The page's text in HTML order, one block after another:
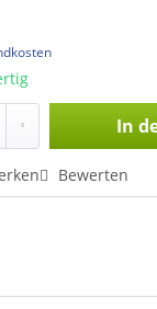
In
Bewerten